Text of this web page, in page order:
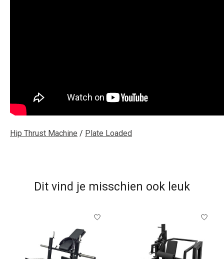
Hip Thrust Machine / Plate Loaded
Dit vind je misschien ook leuk
Items van productcarrousel